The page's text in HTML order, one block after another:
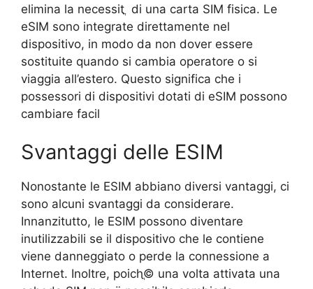
elimina la necessitֳ di una carta SIM fisica. Le
eSIM sono integrate direttamente nel
dispositivo, in modo da non dover essere
sostituite quando si cambia operatore o si
viaggia all’estero. Questo significa che i
possessori di dispositivi dotati di eSIM possono
cambiare facil
Svantaggi delle ESIM
Nonostante le ESIM abbiano diversi vantaggi, ci
sono alcuni svantaggi da considerare.
Innanzitutto, le ESIM possono diventare
inutilizzabili se il dispositivo che le contiene
viene danneggiato o perde la connessione a
Internet. Inoltre, poichֳ© una volta attivata una